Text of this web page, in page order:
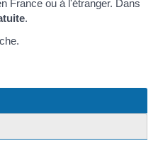
France ou à l'étranger. Dans
.